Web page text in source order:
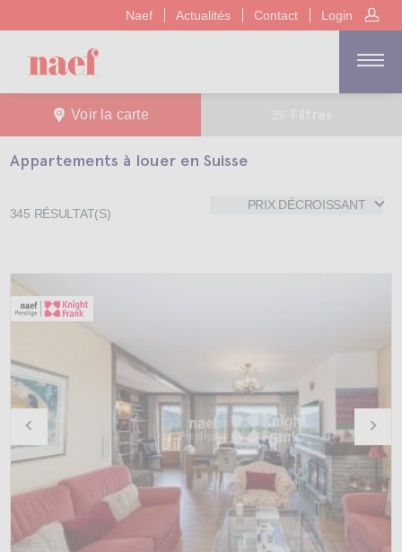
Naef Actualités Contact Login
Voir la carte
Appartements à louer en Suisse
345 RÉSULTAT(S)
PRIX DÉCROISSANT